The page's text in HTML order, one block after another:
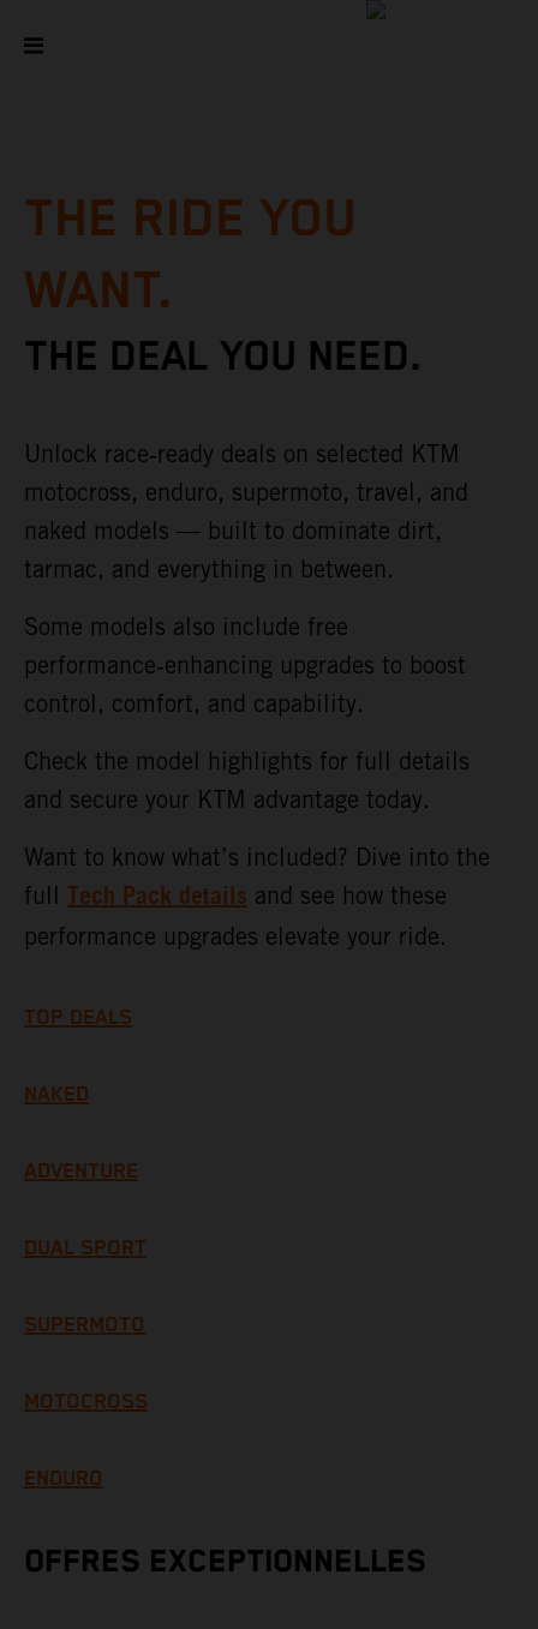
THE RIDE YOU
WANT.
THE DEAL YOU NEED.
Unlock race‑ready deals on selected KTM
motocross, enduro, supermoto, travel, and
naked models — built to dominate dirt,
tarmac, and everything in between.
Some models also include free
performance‑enhancing upgrades to boost
control, comfort, and capability.
Check the model highlights for full details
and secure your KTM advantage today.
Want to know what’s included? Dive into the
full Tech Pack details and see how these
performance upgrades elevate your ride.
TOP DEALS
NAKED
ADVENTURE
DUAL SPORT
SUPERMOTO
MOTOCROSS
ENDURO
OFFRES EXCEPTIONNELLES